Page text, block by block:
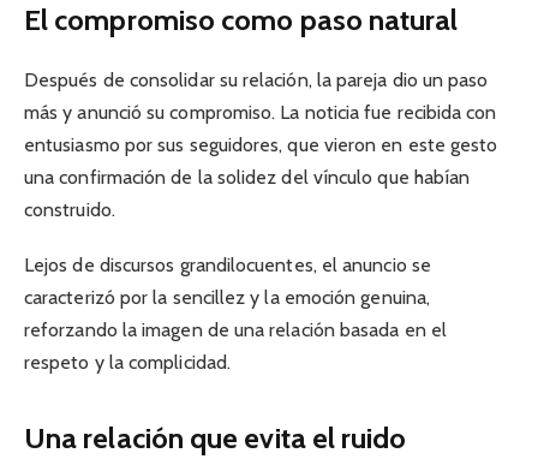
El compromiso como paso natural
Después de consolidar su relación, la pareja dio un paso
más y anunció su compromiso. La noticia fue recibida con
entusiasmo por sus seguidores, que vieron en este gesto
una confirmación de la solidez del vínculo que habían
construido.
Lejos de discursos grandilocuentes, el anuncio se
caracterizó por la sencillez y la emoción genuina,
reforzando la imagen de una relación basada en el
respeto y la complicidad.
Una relación que evita el ruido